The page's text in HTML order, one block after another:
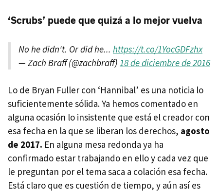
‘Scrubs’ puede que quizá a lo mejor vuelva
No he didn't. Or did he... https://t.co/1YocGDFzhx
— Zach Braff (@zachbraff) 18 de diciembre de 2016
Lo de Bryan Fuller con ‘Hannibal’ es una noticia lo
suficientemente sólida. Ya hemos comentado en
alguna ocasión lo insistente que está el creador con
esa fecha en la que se liberan los derechos, agosto
de 2017. En alguna mesa redonda ya ha
confirmado estar trabajando en ello y cada vez que
le preguntan por el tema saca a colación esa fecha.
Está claro que es cuestión de tiempo, y aún así es